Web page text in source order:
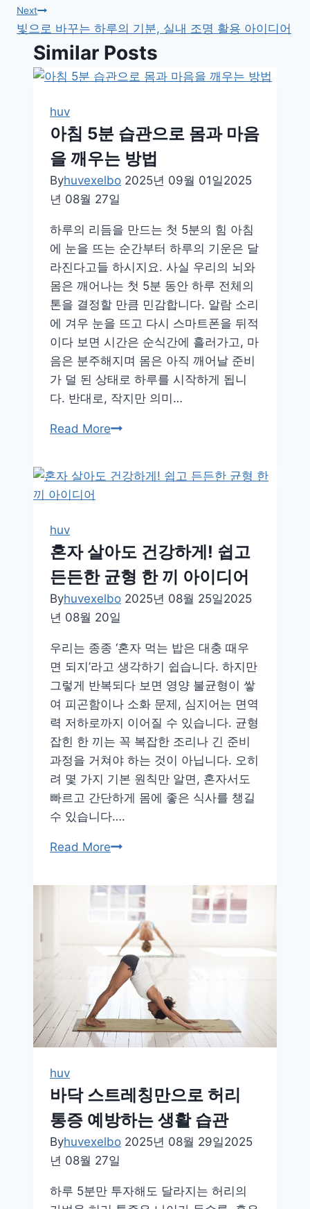
색
Next
빛으로 바꾸는 하루의 기분, 실내 조명 활용 아이디어
Similar Posts
huv
아침 5분 습관으로 몸과 마음
을 깨우는 방법
Byhuvexelbo 2025년 09월 01일2025
년 08월 27일
하루의 리듬을 만드는 첫 5분의 힘 아침
에 눈을 뜨는 순간부터 하루의 기운은 달
라진다고들 하시지요. 사실 우리의 뇌와
몸은 깨어나는 첫 5분 동안 하루 전체의
톤을 결정할 만큼 민감합니다. 알람 소리
에 겨우 눈을 뜨고 다시 스마트폰을 뒤적
이다 보면 시간은 순식간에 흘러가고, 마
음은 분주해지며 몸은 아직 깨어날 준비
가 덜 된 상태로 하루를 시작하게 됩니
다. 반대로, 작지만 의미…
Read More아
분
로
몸
과
마
을
깨
우
는
방
법
huv
혼자 살아도 건강하게! 쉽고
든든한 균형 한 끼 아이디어
Byhuvexelbo 2025년 08월 25일2025
년 08월 20일
우리는 종종 ‘혼자 먹는 밥은 대충 때우
면 되지’라고 생각하기 쉽습니다. 하지만
그렇게 반복되다 보면 영양 불균형이 쌓
여 피곤함이나 소화 문제, 심지어는 면역
력 저하로까지 이어질 수 있습니다. 균형
잡힌 한 끼는 꼭 복잡한 조리나 긴 준비
과정을 거쳐야 하는 것이 아닙니다. 오히
려 몇 가지 기본 원칙만 알면, 혼자서도
빠르고 간단하게 몸에 좋은 식사를 챙길
수 있습니다….
Read More혼
살
강
하
게!
쉽
고
한
형
한
끼
아
이
huv
바닥 스트레칭만으로 허리
통증 예방하는 생활 습관
Byhuvexelbo 2025년 08월 29일2025
년 08월 27일
하루 5분만 투자해도 달라지는 허리의